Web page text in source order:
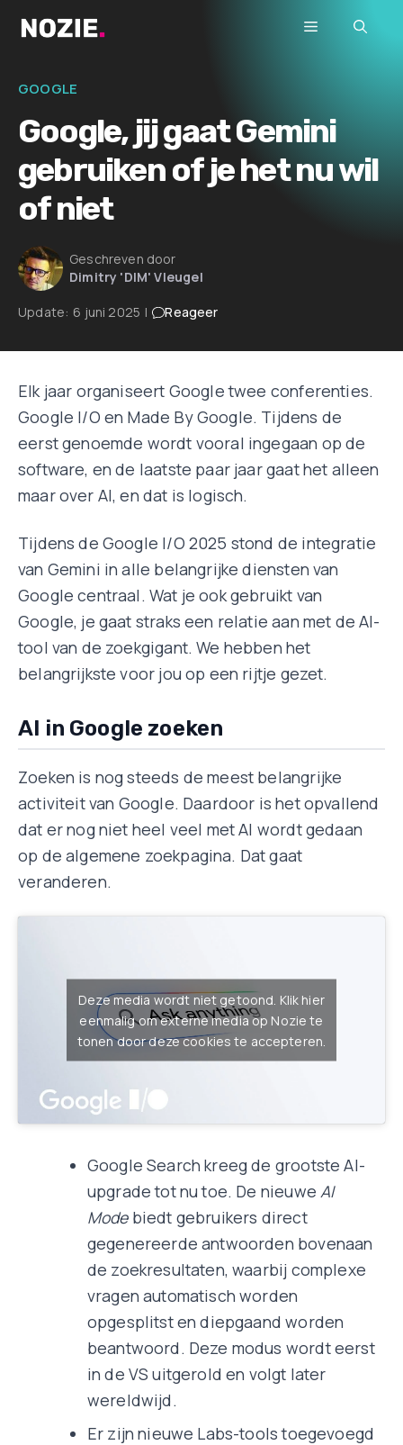
naar
inhoud
Menu
GOOGLE
Google, jij gaat Gemini
gebruiken of je het nu wil
of niet
Geschreven door
Dimitry 'DIM' Vleugel
Update: 6 juni 2025 | Reageer
Elk jaar organiseert Google twee conferenties.
Google I/O en Made By Google. Tijdens de
eerst genoemde wordt vooral ingegaan op de
software, en de laatste paar jaar gaat het alleen
maar over AI, en dat is logisch.
Tijdens de Google I/O 2025 stond de integratie
van Gemini in alle belangrijke diensten van
Google centraal. Wat je ook gebruikt van
Google, je gaat straks een relatie aan met de AI-
tool van de zoekgigant. We hebben het
belangrijkste voor jou op een rijtje gezet.
AI in Google zoeken
Zoeken is nog steeds de meest belangrijke
activiteit van Google. Daardoor is het opvallend
dat er nog niet heel veel met AI wordt gedaan
op de algemene zoekpagina. Dat gaat
veranderen.
Deze media wordt niet getoond. Klik hier
eenmalig om externe media op Nozie te
tonen door deze cookies te accepteren.
Google Search kreeg de grootste AI-
upgrade tot nu toe. De nieuwe AI
Modebiedt gebruikers direct
gegenereerde antwoorden bovenaan
de zoekresultaten, waarbij complexe
vragen automatisch worden
opgesplitst en diepgaand worden
beantwoord. Deze modus wordt eerst
in de VS uitgerold en volgt later
wereldwijd.
Er zijn nieuwe Labs-tools toegevoegd